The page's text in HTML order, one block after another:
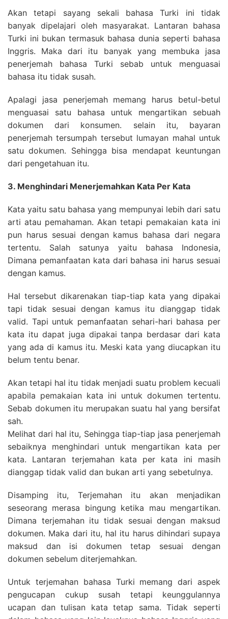
Akan tetapi sayang sekali bahasa Turki ini tidak
banyak dipelajari oleh masyarakat. Lantaran bahasa
Turki ini bukan termasuk bahasa dunia seperti bahasa
Inggris. Maka dari itu banyak yang membuka jasa
penerjemah bahasa Turki sebab untuk menguasai
bahasa itu tidak susah.
Apalagi jasa penerjemah memang harus betul-betul
menguasai satu bahasa untuk mengartikan sebuah
dokumen dari konsumen. selain itu, bayaran
penerjemah tersumpah tersebut lumayan mahal untuk
satu dokumen. Sehingga bisa mendapat keuntungan
dari pengetahuan itu.
3. Menghindari Menerjemahkan Kata Per Kata
Kata yaitu satu bahasa yang mempunyai lebih dari satu
arti atau pemahaman. Akan tetapi pemakaian kata ini
pun harus sesuai dengan kamus bahasa dari negara
tertentu. Salah satunya yaitu bahasa Indonesia,
Dimana pemanfaatan kata dari bahasa ini harus sesuai
dengan kamus.
Hal tersebut dikarenakan tiap-tiap kata yang dipakai
tapi tidak sesuai dengan kamus itu dianggap tidak
valid. Tapi untuk pemanfaatan sehari-hari bahasa per
kata itu dapat juga dipakai tanpa berdasar dari kata
yang ada di kamus itu. Meski kata yang diucapkan itu
belum tentu benar.
Akan tetapi hal itu tidak menjadi suatu problem kecuali
apabila pemakaian kata ini untuk dokumen tertentu.
Sebab dokumen itu merupakan suatu hal yang bersifat
sah.
Melihat dari hal itu, Sehingga tiap-tiap jasa penerjemah
sebaiknya menghindari untuk mengartikan kata per
kata. Lantaran terjemahan kata per kata ini masih
dianggap tidak valid dan bukan arti yang sebetulnya.
Disamping itu, Terjemahan itu akan menjadikan
seseorang merasa bingung ketika mau mengartikan.
Dimana terjemahan itu tidak sesuai dengan maksud
dokumen. Maka dari itu, hal itu harus dihindari supaya
maksud dan isi dokumen tetap sesuai dengan
dokumen sebelum diterjemahkan.
Untuk terjemahan bahasa Turki memang dari aspek
pengucapan cukup susah tetapi keunggulannya
ucapan dan tulisan kata tetap sama. Tidak seperti